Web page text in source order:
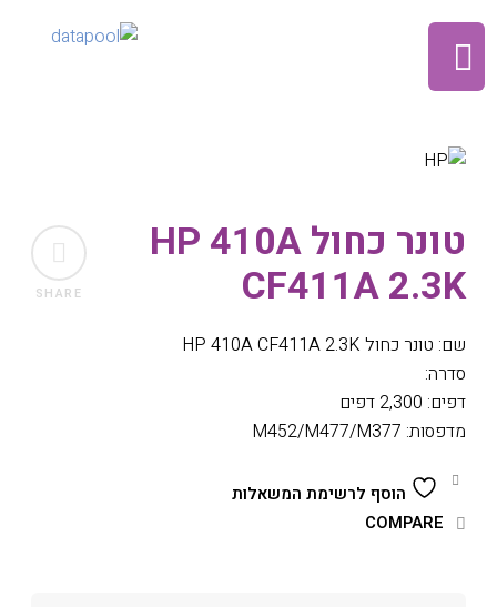
SHARE
טונר כחול HP 410A
CF411A 2.3K
שם: טונר כחול HP 410A CF411A 2.3K
סדרה:
דפים: 2,300 דפים
מדפסות: M452/M477/M377
הוסף לרשימת המשאלות
COMPARE